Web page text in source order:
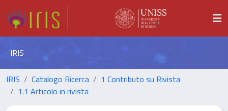
IRIS
IRIS Catalogo Ricerca
1 Contributo su Rivista
1.1 Articolo in rivista